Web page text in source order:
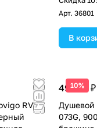
Арт. 36801
В
RV-
10%
49 216 ₽
Душевой
073G,